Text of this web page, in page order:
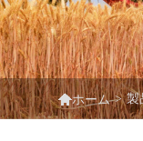
ホーム > 製